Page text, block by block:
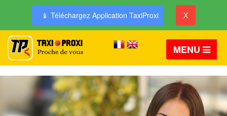
📱 Téléchargez Application TaxiProxi X
MENU